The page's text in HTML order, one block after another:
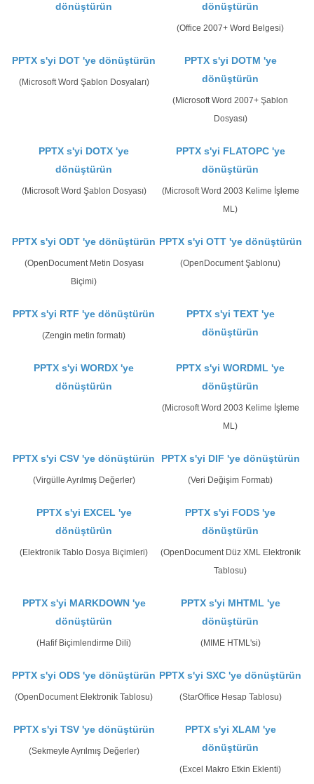
dönüştürün
dönüştürün
(Office 2007+ Word Belgesi)
PPTX s'yi DOT 'ye dönüştürün
(Microsoft Word Şablon Dosyaları)
PPTX s'yi DOTM 'ye
dönüştürün
(Microsoft Word 2007+ Şablon
Dosyası)
PPTX s'yi DOTX 'ye
dönüştürün
(Microsoft Word Şablon Dosyası)
PPTX s'yi FLATOPC 'ye
dönüştürün
(Microsoft Word 2003 Kelime İşleme
ML)
PPTX s'yi ODT 'ye dönüştürün
(OpenDocument Metin Dosyası
Biçimi)
PPTX s'yi OTT 'ye dönüştürün
(OpenDocument Şablonu)
PPTX s'yi RTF 'ye dönüştürün
(Zengin metin formatı)
PPTX s'yi TEXT 'ye
dönüştürün
PPTX s'yi WORDX 'ye
dönüştürün
PPTX s'yi WORDML 'ye
dönüştürün
(Microsoft Word 2003 Kelime İşleme
ML)
PPTX s'yi CSV 'ye dönüştürün
(Virgülle Ayrılmış Değerler)
PPTX s'yi DIF 'ye dönüştürün
(Veri Değişim Formatı)
PPTX s'yi EXCEL 'ye
dönüştürün
(Elektronik Tablo Dosya Biçimleri)
PPTX s'yi FODS 'ye
dönüştürün
(OpenDocument Düz XML Elektronik
Tablosu)
PPTX s'yi MARKDOWN 'ye
dönüştürün
(Hafif Biçimlendirme Dili)
PPTX s'yi MHTML 'ye
dönüştürün
(MIME HTML'si)
PPTX s'yi ODS 'ye dönüştürün
(OpenDocument Elektronik Tablosu)
PPTX s'yi SXC 'ye dönüştürün
(StarOffice Hesap Tablosu)
PPTX s'yi TSV 'ye dönüştürün
(Sekmeyle Ayrılmış Değerler)
PPTX s'yi XLAM 'ye
dönüştürün
(Excel Makro Etkin Eklenti)